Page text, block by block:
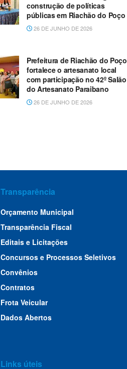
construção de políticas
públicas em Riachão do Poço
26 DE JUNHO DE 2026
Prefeitura de Riachão do Poço
fortalece o artesanato local
com participação no 42º Salão
do Artesanato Paraibano
26 DE JUNHO DE 2026
Transparência
Orçamento Municipal
Transparência Fiscal
Editais e Licitações
Concursos e Processos Seletivos
Convênios
Contratos
Frota Veicular
Dados Abertos
Links úteis